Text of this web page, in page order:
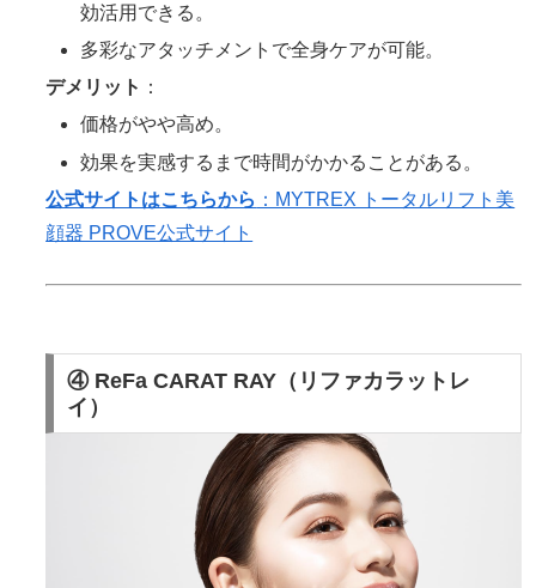
効活用できる。
多彩なアタッチメントで全身ケアが可能。
デメリット ：
価格がやや高め。
効果を実感するまで時間がかかることがある。
公式サイトはこちらから ：MYTREX トータルリフト美
顔器 PROVE公式サイト
④ ReFa CARAT RAY（リファカラットレ
イ）